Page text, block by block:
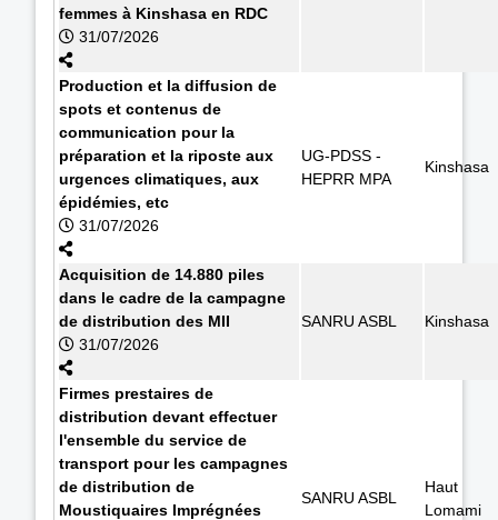
femmes à Kinshasa en RDC
31/07/2026
Production et la diffusion de
spots et contenus de
communication pour la
préparation et la riposte aux
urgences climatiques, aux
épidémies, etc
31/07/2026
UG-PDSS -
HEPRR MPA
Kinshasa
Acquisition de 14.880 piles
dans le cadre de la campagne
de distribution des MII
31/07/2026
SANRU ASBL Kinshasa
Firmes prestaires de
distribution devant effectuer
l'ensemble du service de
transport pour les campagnes
de distribution de
Moustiquaires Imprégnées
SANRU ASBL
Haut
Lomami